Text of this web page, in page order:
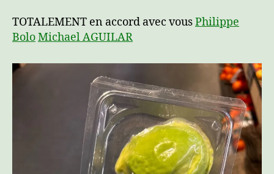
TOTALEMENT en accord avec vousPhilippe
BoloMichael AGUILAR